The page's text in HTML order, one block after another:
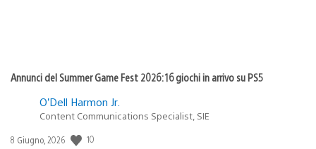
Annunci del Summer Game Fest 2026: 16 giochi in arrivo su PS5
O’Dell Harmon Jr.
Content Communications Specialist, SIE
Data
8 Giugno, 2026 10